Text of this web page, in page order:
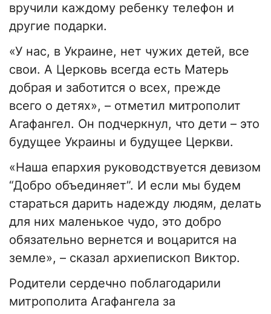
вручили каждому ребенку телефон и
другие подарки.
«У нас, в Украине, нет чужих детей, все
свои. А Церковь всегда есть Матерь
добрая и заботится о всех, прежде
всего о детях», – отметил митрополит
Агафангел. Он подчеркнул, что дети – это
будущее Украины и будущее Церкви.
«Наша епархия руководствуется девизом
“Добро объединяет”. И если мы будем
стараться дарить надежду людям, делать
для них маленькое чудо, это добро
обязательно вернется и воцарится на
земле», – сказал архиепископ Виктор.
Родители сердечно поблагодарили
митрополита Агафангела за